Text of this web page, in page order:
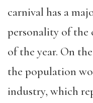
carnival has a
personality of
of the year. On
the population
industry, which